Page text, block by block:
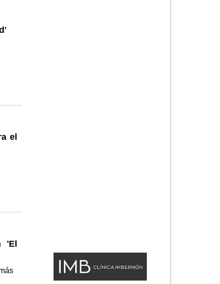
el
'El